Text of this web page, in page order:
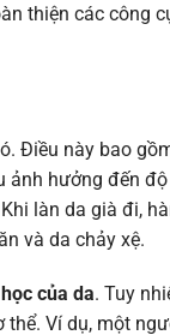
thiện các công
Điều này bao
hưởng đến
làn da già đi,
và da chảy xệ.
của da. Tuy
Ví dụ, một